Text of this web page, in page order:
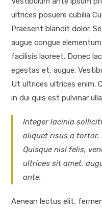
ultrices posuere cubilia
Praesent blandit dolor.
augue congue
facilisis laoreet. Donec
egestas et, augue.
Ut ultrices ultrices enim.
in dui quis est pulvinar
Integer lacinia
aliquet risus a tortor.
Quisque nisl felis,
ultrices sit amet,
ante.
Aenean lectus elit,